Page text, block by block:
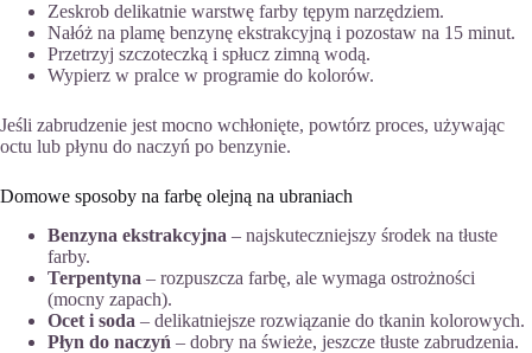
Zeskrob delikatnie warstwę farby tępym narzędziem.
Nałóż na plamę benzynę ekstrakcyjną i pozostaw na 15 minut.
Przetrzyj szczoteczką i spłucz zimną wodą.
Wypierz w pralce w programie do kolorów.
Jeśli zabrudzenie jest mocno wchłonięte, powtórz proces, używając
octu lub płynu do naczyń po benzynie.
Domowe sposoby na farbę olejną na ubraniach
Benzyna ekstrakcyjna – najskuteczniejszy środek na tłuste
farby.
Terpentyna – rozpuszcza farbę, ale wymaga ostrożności
(mocny zapach).
Ocet i soda – delikatniejsze rozwiązanie do tkanin kolorowych.
Płyn do naczyń – dobry na świeże, jeszcze tłuste zabrudzenia.